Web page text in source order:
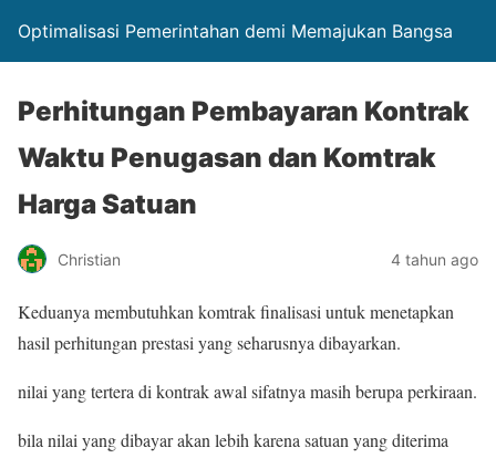
Optimalisasi Pemerintahan demi Memajukan Bangsa
Perhitungan Pembayaran Kontrak
Waktu Penugasan dan Komtrak
Harga Satuan
Christian 4 tahun ago
Keduanya membutuhkan komtrak finalisasi untuk menetapkan
hasil perhitungan prestasi yang seharusnya dibayarkan.
nilai yang tertera di kontrak awal sifatnya masih berupa perkiraan.
bila nilai yang dibayar akan lebih karena satuan yang diterima